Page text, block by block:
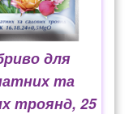
для
та
троянд, 25